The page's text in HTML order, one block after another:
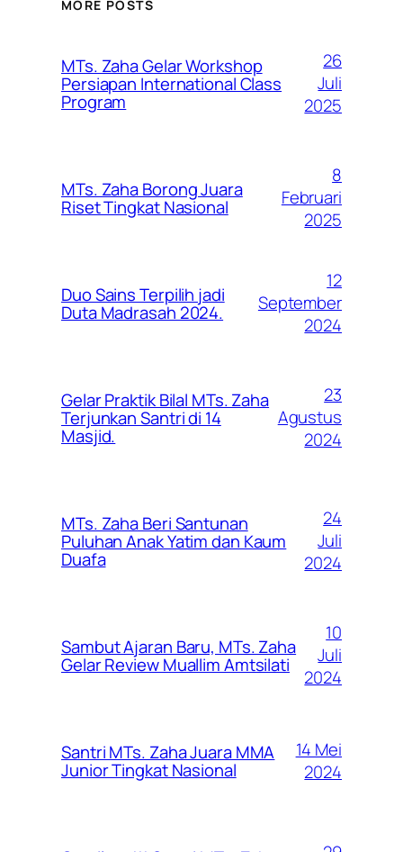
MORE POSTS
MTs. Zaha Gelar Workshop
Persiapan International Class
Program
26
Juli
2025
MTs. Zaha Borong Juara
Riset Tingkat Nasional
8
Februari
2025
Duo Sains Terpilih jadi
Duta Madrasah 2024.
12
September
2024
Gelar Praktik Bilal MTs. Zaha
Terjunkan Santri di 14
Masjid.
23
Agustus
2024
MTs. Zaha Beri Santunan
Puluhan Anak Yatim dan Kaum
Duafa
24
Juli
2024
Sambut Ajaran Baru, MTs. Zaha
Gelar Review Muallim Amtsilati
10
Juli
2024
Santri MTs. Zaha Juara MMA
Junior Tingkat Nasional
14 Mei
2024